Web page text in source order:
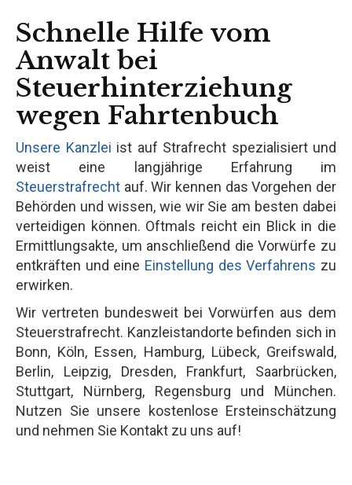
Schnelle Hilfe vom
Anwalt bei
Steuerhinterziehung
wegen Fahrtenbuch
Unsere Kanzlei ist auf Strafrecht spezialisiert und
weist eine langjährige Erfahrung im
Steuerstrafrecht auf. Wir kennen das Vorgehen der
Behörden und wissen, wie wir Sie am besten dabei
verteidigen können. Oftmals reicht ein Blick in die
Ermittlungsakte, um anschließend die Vorwürfe zu
entkräften und eine Einstellung des Verfahrens zu
erwirken.
Wir vertreten bundesweit bei Vorwürfen aus dem
Steuerstrafrecht. Kanzleistandorte befinden sich in
Bonn, Köln, Essen, Hamburg, Lübeck, Greifswald,
Berlin, Leipzig, Dresden, Frankfurt, Saarbrücken,
Stuttgart, Nürnberg, Regensburg und München.
Nutzen Sie unsere kostenlose Ersteinschätzung
und nehmen Sie Kontakt zu uns auf!